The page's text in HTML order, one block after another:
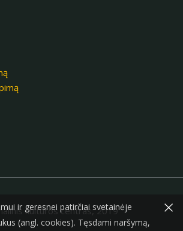
kultūros centras, 2019 ×
ir geresnei patirčiai svetainėje
(angl. cookies). Tęsdami naršymą,